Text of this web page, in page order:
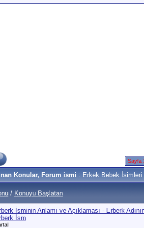
Sayfa
Konular, Forum ismi : Erkek Bebek İsimleri
/ Konuyu Başlatan
İsminin Anlamı ve Açıklaması - Erberk
İsm